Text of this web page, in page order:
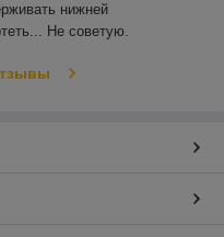
нижней
Не советую.